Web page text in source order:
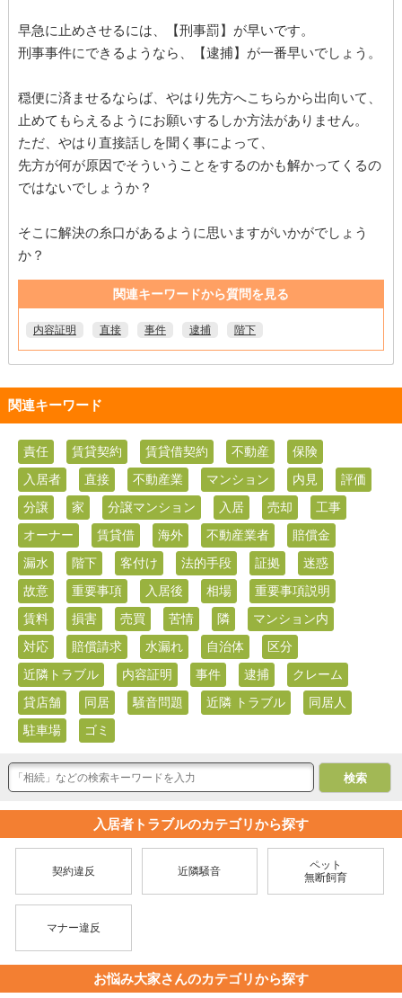
早急に止めさせるには、【刑事罰】が早いです。
刑事事件にできるようなら、【逮捕】が一番早いでしょう。
穏便に済ませるならば、やはり先方へこちらから出向いて、
止めてもらえるようにお願いするしか方法がありません。
ただ、やはり直接話しを聞く事によって、
先方が何が原因でそういうことをするのかも解かってくるの
ではないでしょうか？
そこに解決の糸口があるように思いますがいかがでしょう
か？
関連キーワードから質問を見る
内容証明 直接 事件 逮捕 階下
関連キーワード
責任 賃貸契約 賃貸借契約 不動産
保険
入居者
直接 不動産業 マンション 内見
評価
分譲
家 分譲マンション 入居 売却
工事
オーナー
賃貸借 海外 不動産業者
賠償金
漏水
階下 客付け 法的手段 証拠
迷惑
故意
重要事項 入居後 相場
重要事項説明
賃料
損害 売買 苦情 隣
マンション内
対応
賠償請求 水漏れ 自治体
区分
近隣トラブル
内容証明 事件 逮捕
クレーム
貸店舗
同居 騒音問題 近隣 トラブル
同居人
駐車場
ゴミ
入居者トラブルのカテゴリから探す
契約違反 近隣騒音
ペット
無断飼育
マナー違反
お悩み大家さんのカテゴリから探す